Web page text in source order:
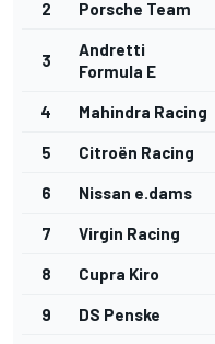
2 Porsche Team
3
Andretti
Formula E
4 Mahindra Racing
5 Citroën Racing
6 Nissan e.dams
7 Virgin Racing
8 Cupra Kiro
9 DS Penske